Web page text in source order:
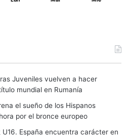
Juveniles vuelven a hacer
mundial en Rumanía
el sueño de los Hispanos
por el bronce europeo
España encuentra carácter en